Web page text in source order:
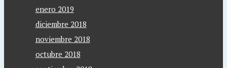
enero 2019
diciembre 2018
noviembre 2018
octubre 2018